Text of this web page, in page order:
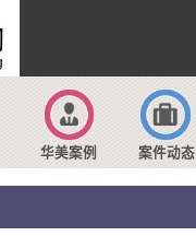
华美案例 案件动态